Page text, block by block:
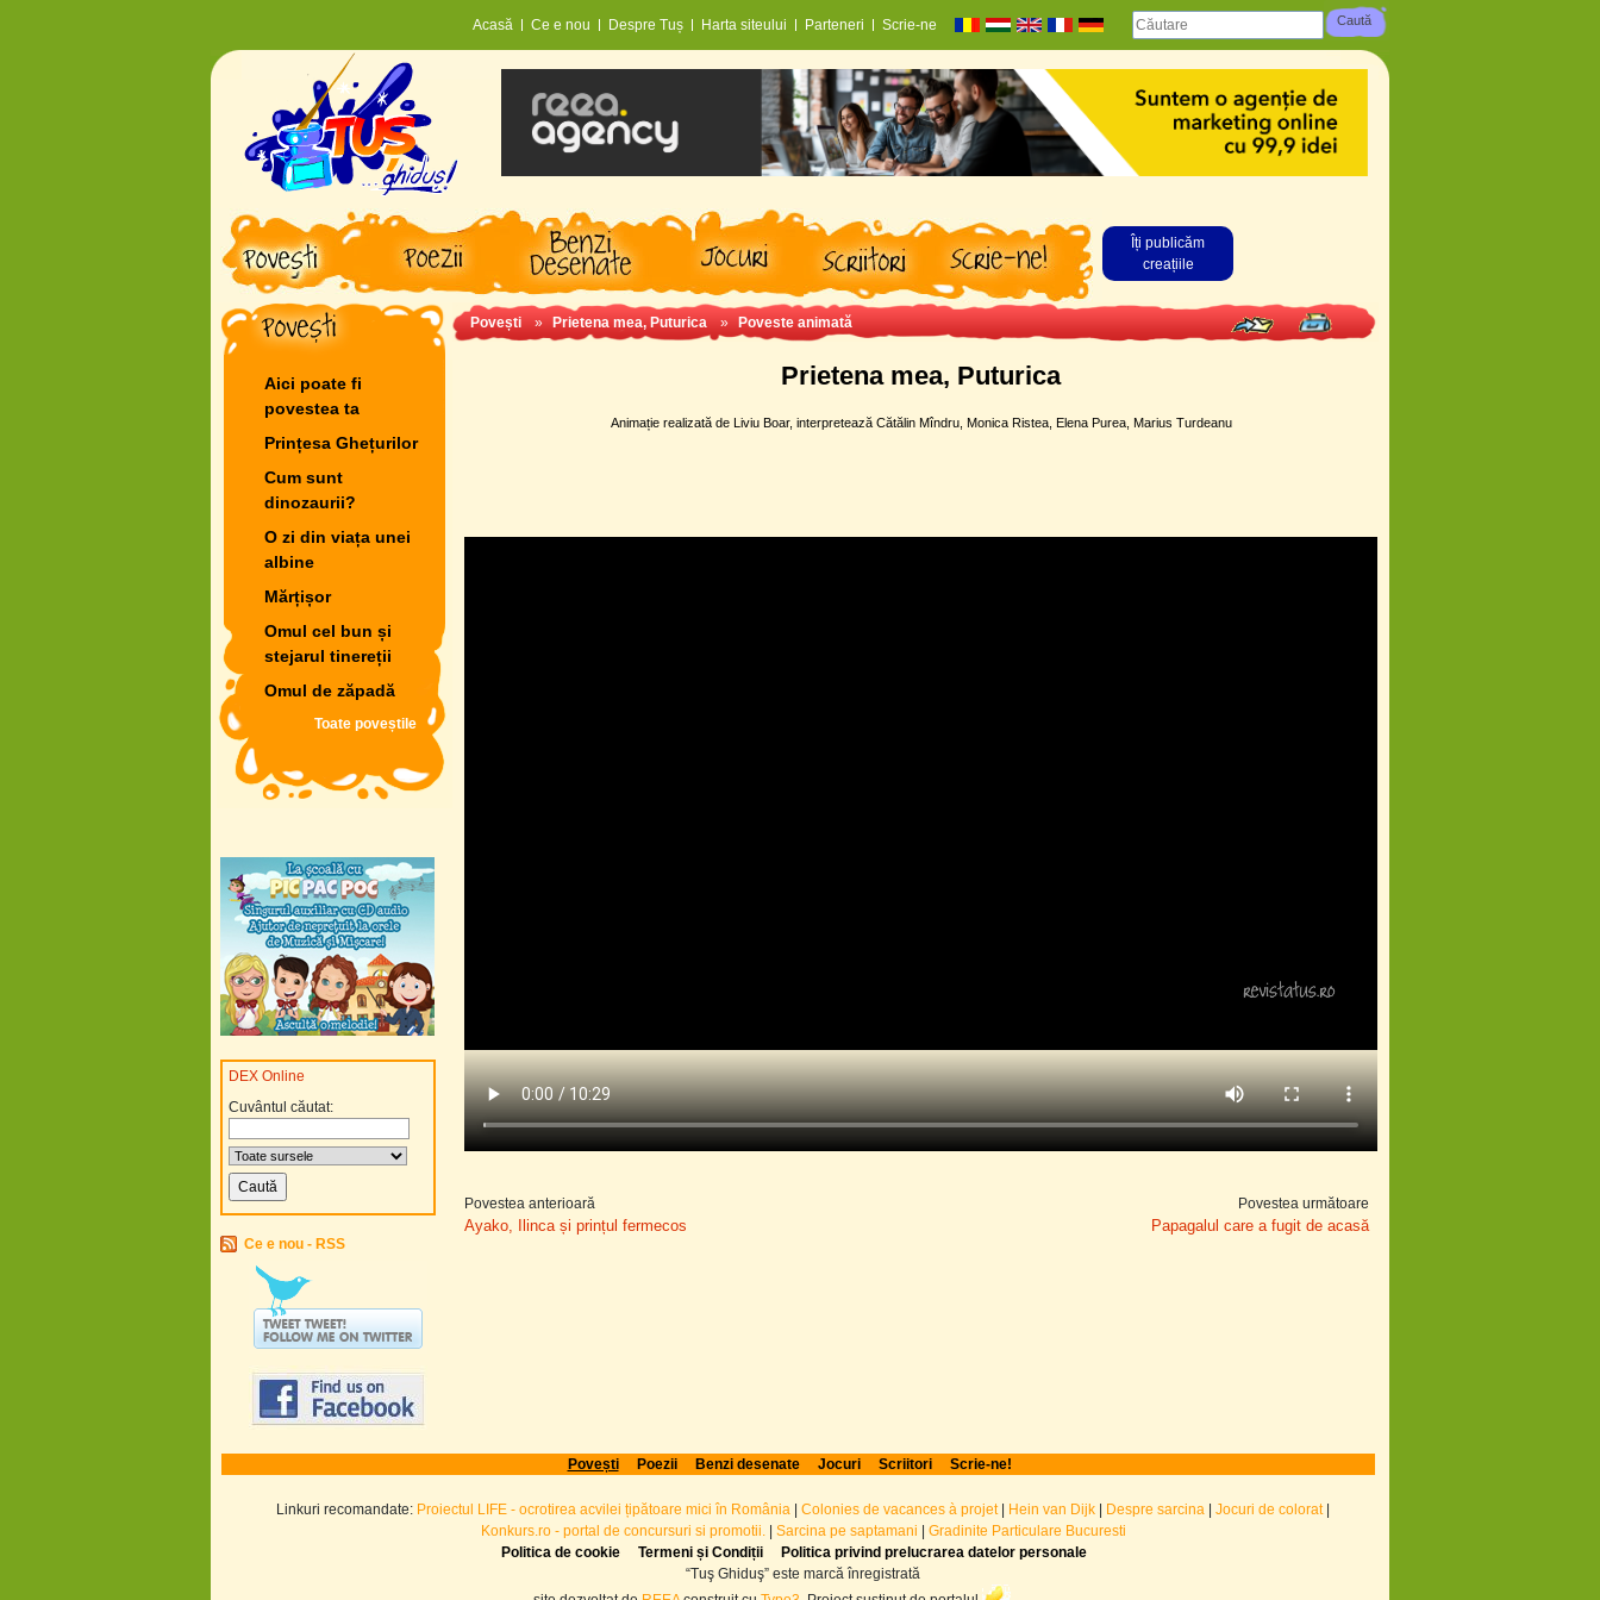
Acasă Ce e nou Despre Tuș Harta siteului Parteneri Scrie-ne
Îți publicăm
creațiile
Aici poate fi
povestea ta
Prințesa Ghețurilor
Cum sunt
dinozaurii?
O zi din viața unei
albine
Mărțișor
Omul cel bun și
stejarul tinereții
Omul de zăpadă
Toate poveștile
DEX Online
Cuvântul căutat:
Ce e nou - RSS
Povești » Prietena mea, Puturica » Poveste animată
Prietena mea, Puturica
Animație realizată de Liviu Boar, interpretează Cătălin Mîndru, Monica Ristea, Elena Purea, Marius Turdeanu
Povestea anterioară
Ayako, Ilinca și prințul fermecos
Povestea următoare
Papagalul care a fugit de acasă
Povești Poezii Benzi desenate Jocuri Scriitori Scrie-ne!
Linkuri recomandate: Proiectul LIFE - ocrotirea acvilei țipătoare mici în România Colonies de vacances à projet| Hein van Dijk Despre sarcina Jocuri de colorat
Konkurs.ro - portal de concursuri si promotii.| Sarcina pe saptamani
Gradinite Particulare Bucuresti
Politica de cookie
Termeni și Condiții
Politica privind prelucrarea datelor personale
“Tuş Ghiduş” este marcă înregistrată